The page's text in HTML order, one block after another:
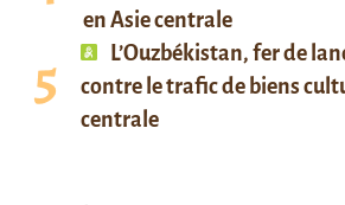
en Asie centrale
L’Ouzbékistan, fer de
contre le trafic de biens
centrale